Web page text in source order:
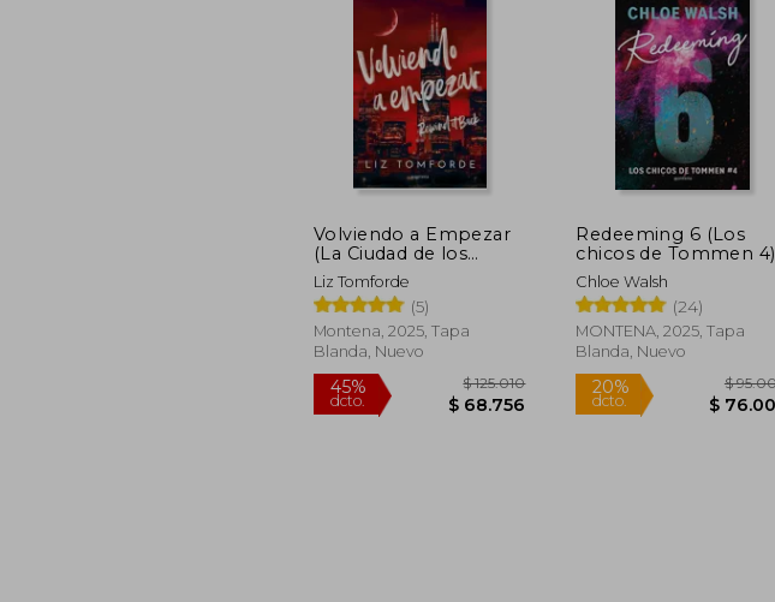
20% $ 72.000
$ 57.600
Rápido
20%
Rápido
Volviendo a Empezar
(La Ciudad de los
Vientos 5)
Liz Tomforde
(5)
Montena, 2025, Tapa
Blanda, Nuevo
Redeeming 6 (Los
chicos de Tommen 4)
Chloe Walsh
(24)
MONTENA, 2025, Tapa
Blanda, Nuevo